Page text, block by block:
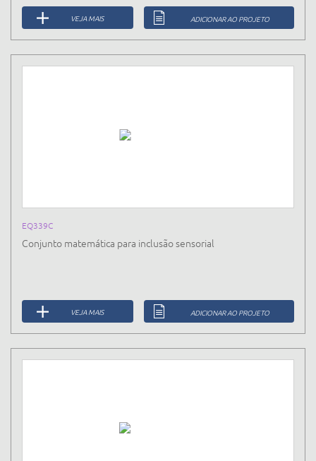
VEJA MAIS ADICIONAR AO PROJETO
EQ339C
Conjunto matemática para inclusão sensorial
VEJA MAIS ADICIONAR AO PROJETO